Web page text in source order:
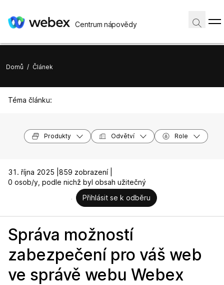
Centrum nápovědy
Domů / Článek
Téma článku:
Produkty Odvětví Role
31. října 2025 | 859 zobrazení |
0 osob/y, podle nichž byl obsah užitečný
Přihlásit se k odběru
Správa možností
zabezpečení pro váš web
ve správě webu Webex